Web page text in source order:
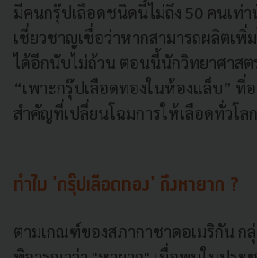
มีคนกรุ๊ปเลือดชนิดนี้ไม่ถึง 50 คนเท่
เชี่ยวชาญเชื่อว่าหากสามารถผลิตเพิ่
ได้อีกนับไม่ถ้วน ตอนนี้นักวิทยาศาสต
“เพาะกรุ๊ปเลือดทองในห้องแล็บ” ที่
สำคัญที่เปลี่ยนโฉมการให้เลือดทั่วโลก
ทำไม 'กรุ๊ปเลือดทอง' ถึงหายาก ?
ตามเกณฑ์ของสภากาชาดอเมริกัน ก